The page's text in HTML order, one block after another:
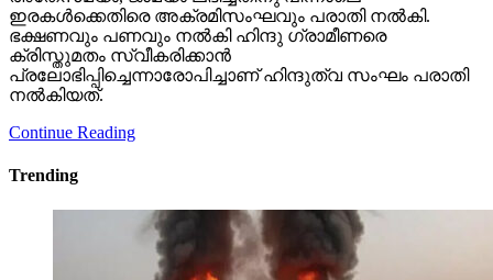
ഇരകള്‍ക്കെതിരെ അക്രമിസംഘവും പരാതി നല്‍കി.
ഭക്ഷണവും പണവും നല്‍കി ഹിന്ദു ഗ്രാമീണരെ
ക്രിസ്തുമതം സ്വീകരിക്കാന്‍
പ്രലോഭിപ്പിച്ചെന്നാരോപിച്ചാണ് ഹിന്ദുത്വ സംഘം പരാതി
നല്‍കിയത്.
Continue Reading
Trending